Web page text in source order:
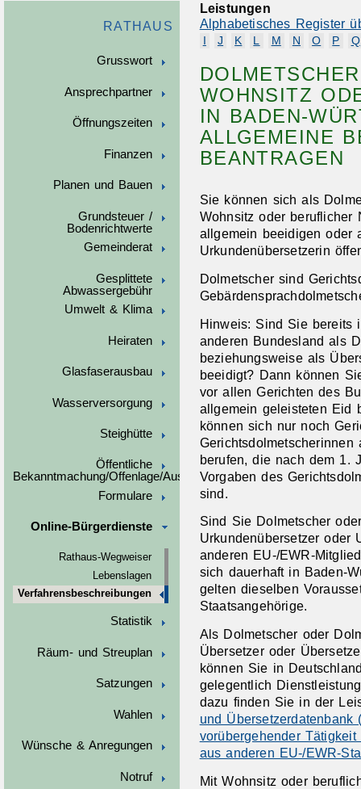
RATHAUS
Grusswort
Ansprechpartner
Öffnungszeiten
Finanzen
Planen und Bauen
Grundsteuer /
Bodenrichtwerte
Gemeinderat
Gesplittete
Abwassergebühr
Umwelt & Klima
Heiraten
Glasfaserausbau
Wasserversorgung
Steighütte
Öffentliche
Bekanntmachung/Offenlage/Ausschreibungen
Formulare
Online-Bürgerdienste
Rathaus-Wegweiser
Lebenslagen
Verfahrensbeschreibungen
Statistik
Räum- und Streuplan
Satzungen
Wahlen
Wünsche & Anregungen
Notruf
Leistungen
Alphabetisches Register
J K L M N O P Q
WOHNSITZ
IN BADEN-
ALLGEMEINE
BEANTRAGEN
Sie können sich als
Wohnsitz oder beruflicher
allgemein beeidigen oder
Urkundenübersetzerin
Dolmetscher sind
Hinweis: Sind Sie bereits
anderen Bundesland als
beziehungsweise als
beeidigt? Dann können
vor allen Gerichten des
allgemein geleisteten Eid
können sich nur noch
berufen, die nach dem 1.
Vorgaben des
sind.
Sind Sie Dolmetscher
Urkundenübersetzer oder
anderen EU-/EWR-
sich dauerhaft in Baden-
gelten dieselben
Staatsangehörige.
Als Dolmetscher oder
Übersetzer oder
können Sie in
gelegentlich
dazu finden Sie in der
und Übersetzerdatenbank
vorübergehender
aus anderen EU-/EWR-
Mit Wohnsitz oder